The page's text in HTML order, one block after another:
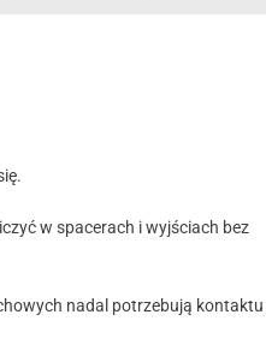
w spacerach i wyjściach bez
nadal potrzebują kontaktu